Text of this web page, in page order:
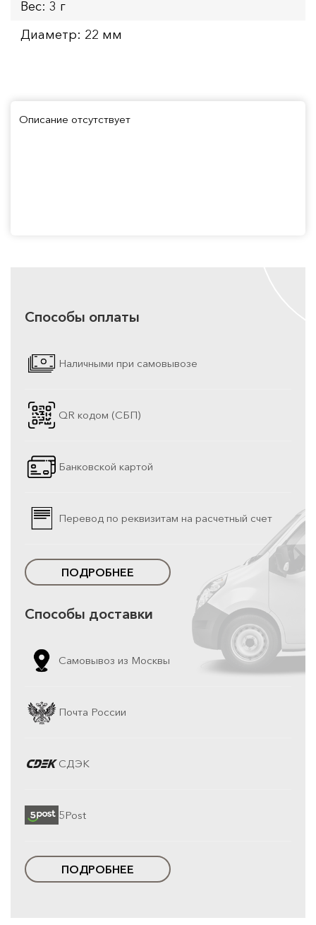
Вес: 3 г
Диаметр: 22 мм
Описание отсутствует
Способы оплаты
Наличными при самовывозе
QR кодом (СБП)
Банковской картой
Перевод по реквизитам на расчетный счет
ПОДРОБНЕЕ
Способы доставки
Самовывоз из Москвы
Почта России
СДЭК
5Post
ПОДРОБНЕЕ